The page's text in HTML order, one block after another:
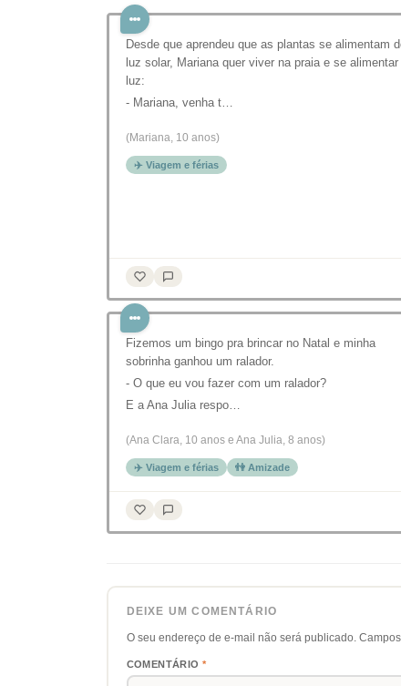
Desde que aprendeu que as plantas se alimentam
luz solar, Mariana quer viver na praia e se alimentar
luz:
- Mariana, venha t…
(Mariana, 10 anos)
✈️ Viagem e férias
Fizemos um bingo pra brincar no Natal e minha
sobrinha ganhou um ralador.
- O que eu vou fazer com um ralador?
E a Ana Julia respo…
(Ana Clara, 10 anos e Ana Julia, 8 anos)
✈️ Viagem e férias 👫 Amizade
DEIXE UM COMENTÁRIO
O seu endereço de e-mail não será publicado.
COMENTÁRIO *